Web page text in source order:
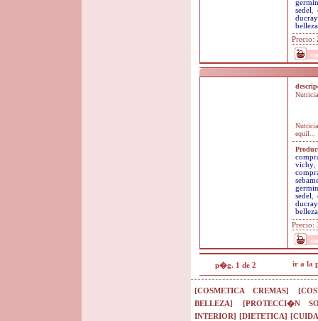
sedel
ducray
belleza
Precio:
equil...
vichy,
sedel
ducray
belleza
Precio:
p�g. 1 de 2 ir a la
[COSMETICA CREMAS]
BELLEZA]
[PROTECCI�N
INTERIOR] [DIETETICA]